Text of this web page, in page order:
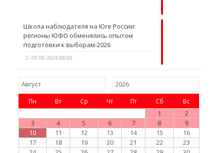
Школа наблюдателя на Юге России:
регионы ЮФО обменялись опытом
подготовки к выборам-2026
09.08.2026 08:00
Пн Вт Ср Чт Пт Сб Вс
1
2
3
4 5 6 7 8
9
10
11 12 13 14 15
16
17
18 19 20 21 22
23